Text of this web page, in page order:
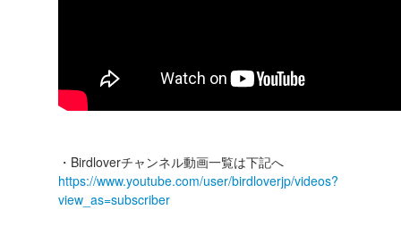
・Birdloverチャンネル動画一覧は下記へ
https://www.youtube.com/user/birdloverjp/videos?
view_as=subscriber